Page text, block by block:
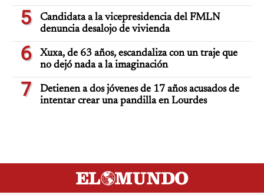
5
Candidata a la vicepresidencia del FMLN
denuncia desalojo de vivienda
6
Xuxa, de 63 años, escandaliza con un traje que
no dejó nada a la imaginación
7
Detienen a dos jóvenes de 17 años acusados de
intentar crear una pandilla en Lourdes